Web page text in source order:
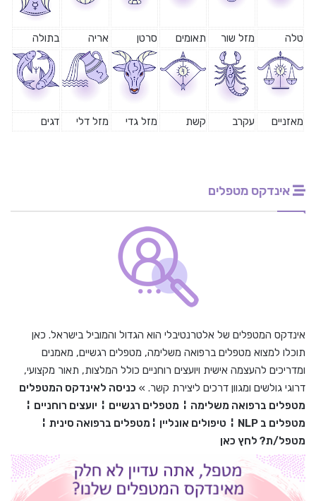
טלה מזל שור תאומים סרטן אריה בתולה
מאזניים עקרב קשת מזל גדי מזל דלי דגים
אינדקס מטפלים
אינדקס המטפלים של אלטרנטיבלי הוא הגדול והמוביל בישראל. כאן
תוכלו למצוא מטפלים ברפואה משלימה, מטפלים רגשיים, מאמנים
ומדריכים להעצמה אישית ויועצים רוחניים כולל המלצות, תאור מקצועי,
דרוגי גולשים ומגוון דרכים ליצירת קשר. » כניסה לאינדקס המטפלים
מטפלים ברפואה משלימה ¦ מטפלים רגשיים ¦ יועצים רוחניים ¦
מטפלים ב NLP
¦ טיפולים אונליין ¦ מטפלים ברפואה סינית ¦
מטפל/ת? לחץ כאן